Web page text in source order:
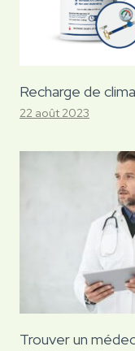
Recharge de
22 août 2023
Trouver un